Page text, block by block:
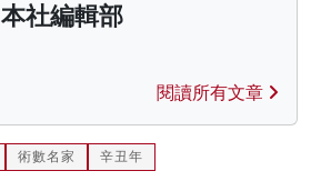
本社編輯部
閱讀所有文章
術數名家 辛丑年